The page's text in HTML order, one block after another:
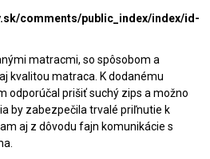
comments/public_index/index/id-
matracmi, so spôsobom a
kvalitou matraca. K dodanému
odporúčal prišiť suchý zips a možno
by zabezpečila trvalé priľnutie k
aj z dôvodu fajn komunikácie s